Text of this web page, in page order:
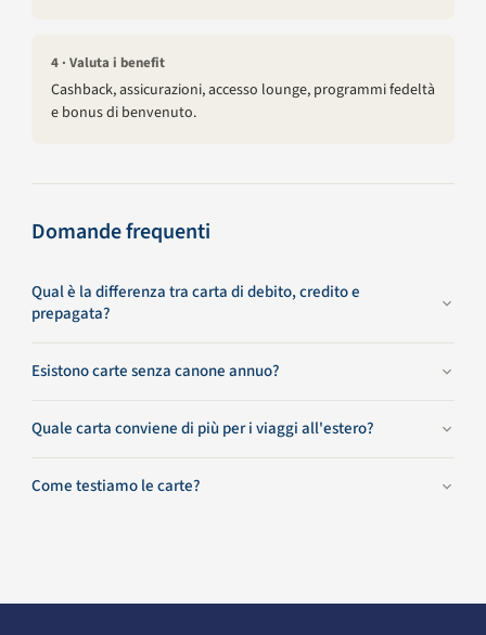
4 · Valuta i benefit
Cashback, assicurazioni, accesso lounge, programmi fedeltà
e bonus di benvenuto.
Domande frequenti
Qual è la differenza tra carta di debito, credito e
prepagata?
Esistono carte senza canone annuo?
Quale carta conviene di più per i viaggi all'estero?
Come testiamo le carte?